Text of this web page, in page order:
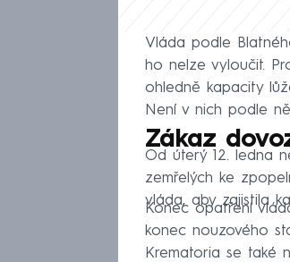
Vláda podle
ho nelze vyloučit.
ohledně kapacity
Není v nich podle
Zákaz
Od úterý 12. ledna
zemřelých ke
vláda, aby zajistila
Konec opatření
konec nouzového
Krematoria se také